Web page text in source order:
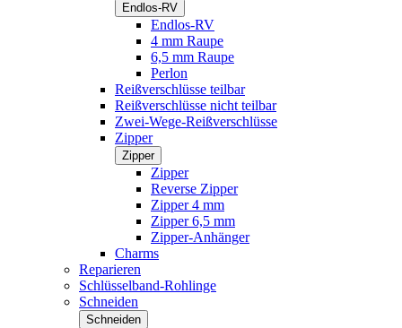
Endlos-RV
Endlos-RV
4 mm Raupe
6,5 mm Raupe
Perlon
Reißverschlüsse teilbar
Reißverschlüsse nicht teilbar
Zwei-Wege-Reißverschlüsse
Zipper
Zipper
Zipper
Reverse Zipper
Zipper 4 mm
Zipper 6,5 mm
Zipper-Anhänger
Charms
Reparieren
Schlüsselband-Rohlinge
Schneiden
Schneiden